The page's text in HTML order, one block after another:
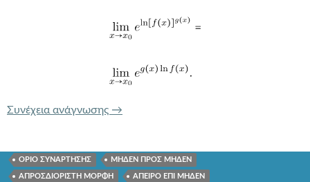
Συνέχεια ανάγνωσης ΚΑΝΟΝΕΣ DE L HOSPITAL
→
ΟΡΙΟ ΣΥΝΑΡΤΗΣΗΣ ΜΗΔΕΝ ΠΡΟΣ ΜΗΔΕΝ
ΑΠΡΟΣΔΙΟΡΙΣΤΗ ΜΟΡΦΗ ΑΠΕΙΡΟ ΕΠΙ ΜΗΔΕΝ